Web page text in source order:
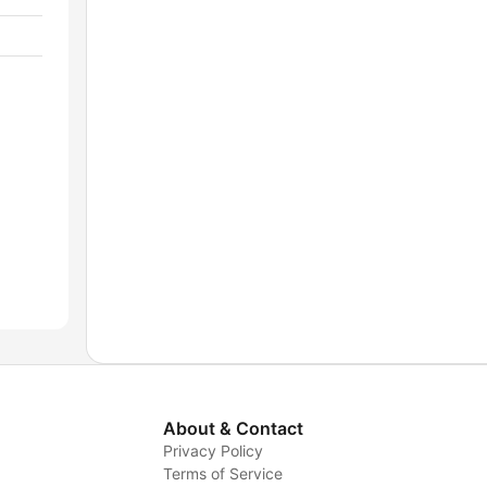
About & Contact
Privacy Policy
Terms of Service